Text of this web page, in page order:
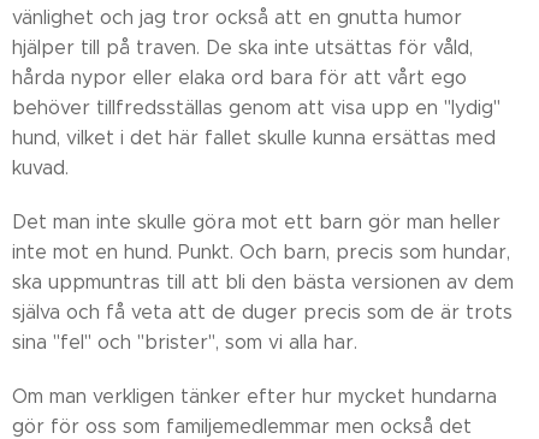
vänlighet och jag tror också att en gnutta humor
hjälper till på traven. De ska inte utsättas för våld,
hårda nypor eller elaka ord bara för att vårt ego
behöver tillfredsställas genom att visa upp en "lydig"
hund, vilket i det här fallet skulle kunna ersättas med
kuvad.
Det man inte skulle göra mot ett barn gör man heller
inte mot en hund. Punkt. Och barn, precis som hundar,
ska uppmuntras till att bli den bästa versionen av dem
själva och få veta att de duger precis som de är trots
sina "fel" och "brister", som vi alla har.
Om man verkligen tänker efter hur mycket hundarna
gör för oss som familjemedlemmar men också det